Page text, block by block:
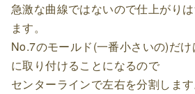
急激な曲線ではないので仕上がり
ます。
No.7のモールド(一番小さいの)だ
に取り付けることになるので
センターラインで左右を分割します